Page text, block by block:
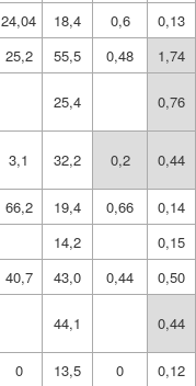
24,04 18,4 0,6
0,13
25,2 55,5 0,48 1,74
25,4 0,76
3,1 32,2 0,2 0,44
66,2 19,4 0,66
0,14
14,2
0,15
40,7 43,0 0,44 0,50
44,1 0,44
0 13,5 0
0,12